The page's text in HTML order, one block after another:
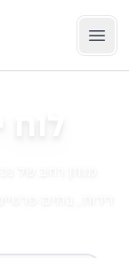
כל האזורים